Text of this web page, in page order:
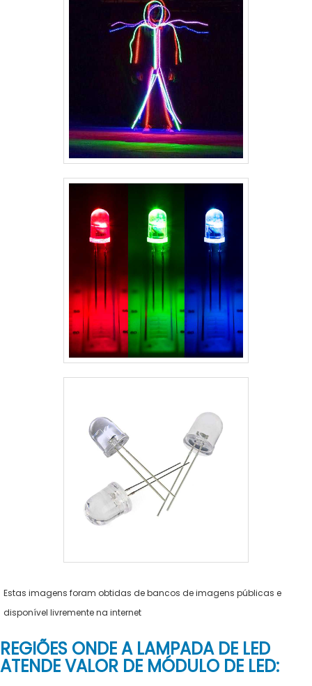
Estas imagens foram obtidas de bancos de imagens públicas e
disponível livremente na internet
REGIÕES ONDE A LAMPADA DE LED
ATENDE VALOR DE MÓDULO DE LED: